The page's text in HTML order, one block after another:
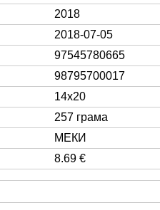
2018
2018-07-05
97545780665
98795700017
14x20
257 грама
МЕКИ
8.69 €